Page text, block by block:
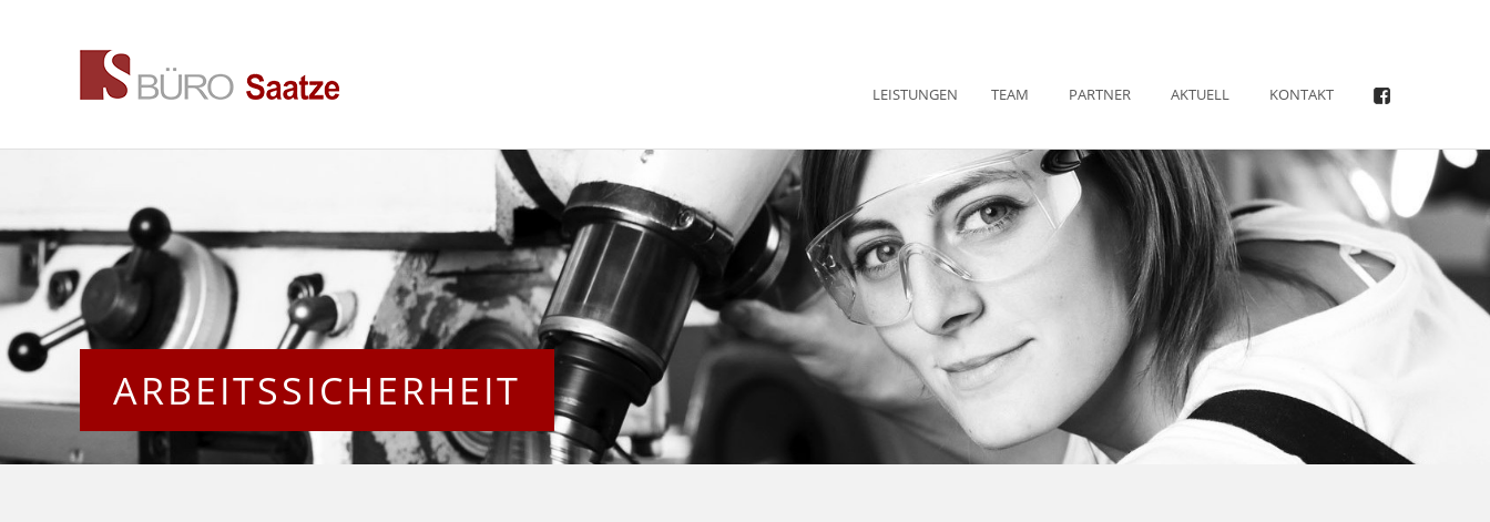
LEISTUNGEN TEAM PARTNER AKTUELL KONTAKT
ARBEITSSICHERHEIT